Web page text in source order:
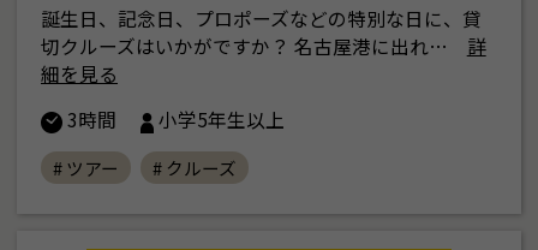
誕生日、記念日、プロポーズなどの特別な日に、貸
切クルーズはいかがですか？ 名古屋港に出れ…
詳
細を見る
3時間
小学5年生以上
# ツアー # クルーズ